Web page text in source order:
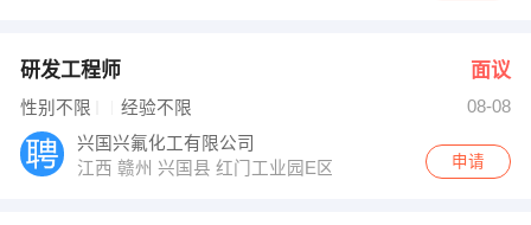
研发工程师 面议
性别不限 经验不限
08-08
兴国兴氟化工有限公司
江西 赣州 兴国县 红门工业园E区
申请